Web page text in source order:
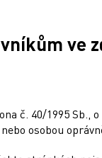
jednou
dva roky
jednou za
ve
č. 40/1995 Sb.,
osobou